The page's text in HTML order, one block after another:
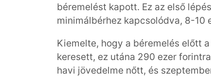
béremelést kapott. Ez az első
minimálbérhez kapcsolódva, 8-10
Kiemelte, hogy a béremelés előtt
keresett, ez utána 290 ezer
havi jövedelme nőtt, és